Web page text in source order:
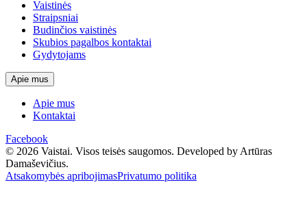
Vaistinės
Straipsniai
Budinčios vaistinės
Skubios pagalbos kontaktai
Gydytojams
Apie mus
Apie mus
Kontaktai
Facebook
© 2026 Vaistai. Visos teisės saugomos. Developed by Artūras
Damaševičius.
Atsakomybės apribojimasPrivatumo politika